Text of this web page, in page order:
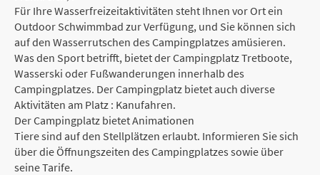
Für Ihre Wasserfreizeitaktivitäten steht Ihnen vor Ort ein
Outdoor Schwimmbad zur Verfügung, und Sie können sich
auf den Wasserrutschen des Campingplatzes amüsieren.
Was den Sport betrifft, bietet der Campingplatz Tretboote,
Wasserski oder Fußwanderungen innerhalb des
Campingplatzes. Der Campingplatz bietet auch diverse
Aktivitäten am Platz : Kanufahren.
Der Campingplatz bietet Animationen
Tiere sind auf den Stellplätzen erlaubt. Informieren Sie sich
über die Öffnungszeiten des Campingplatzes sowie über
seine Tarife.